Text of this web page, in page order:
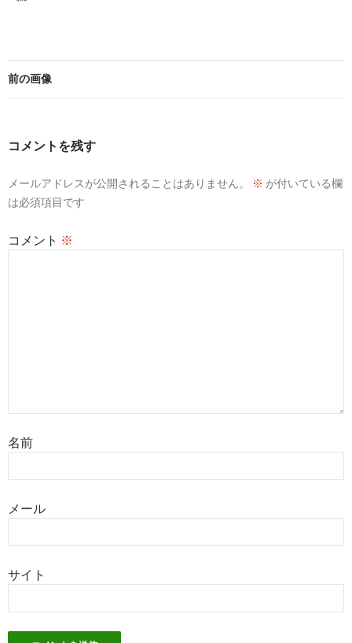
前の画像
コメントを残す
メールアドレスが公開されることはありません。 ※ が付いている欄
は必須項目です
コメント ※
名前
メール
サイト